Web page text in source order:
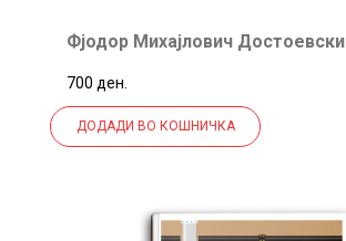
Фјодор Михајлович Достоевски
700 ден.
ДОДАДИ ВО КОШНИЧКА